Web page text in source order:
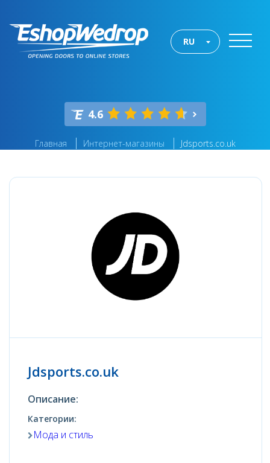
RU
4.6
Главная Интернет-магазины Jdsports.co.uk
Jdsports.co.uk
Описание:
Категории:
Мода и стиль